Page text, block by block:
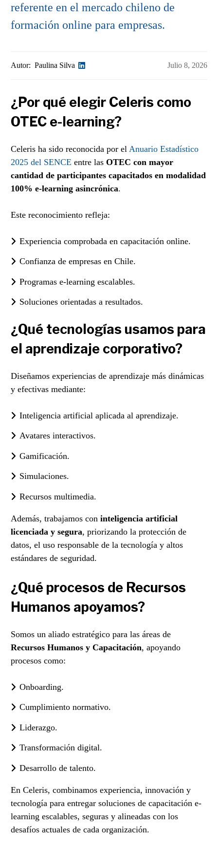
referente en el mercado chileno de
formación online para empresas.
Autor: Paulina Silva Julio 8, 2026
¿Por qué elegir Celeris como
OTEC e-learning?
Celeris ha sido reconocida por elAnuario Estadístico
2025 del SENCE entre lasOTEC con mayor
cantidad de participantes capacitados en modalidad
100% e-learning asincrónica.
Este reconocimiento refleja:
Experiencia comprobada en capacitación online.
Confianza de empresas en Chile.
Programas e-learning escalables.
Soluciones orientadas a resultados.
¿Qué tecnologías usamos para
el aprendizaje corporativo?
Diseñamos experiencias de aprendizaje más dinámicas
y efectivas mediante:
Inteligencia artificial aplicada al aprendizaje.
Avatares interactivos.
Gamificación.
Simulaciones.
Recursos multimedia.
Además, trabajamos coninteligencia artificial
licenciada y segura, priorizando la protección de
datos, el uso responsable de la tecnología y altos
estándares de seguridad.
¿Qué procesos de Recursos
Humanos apoyamos?
Somos un aliado estratégico para las áreas de
Recursos Humanos y Capacitación, apoyando
procesos como:
Onboarding.
Cumplimiento normativo.
Liderazgo.
Transformación digital.
Desarrollo de talento.
En Celeris, combinamos experiencia, innovación y
tecnología para entregar soluciones de capacitación e-
learning escalables, seguras y alineadas con los
desafíos actuales de cada organización.